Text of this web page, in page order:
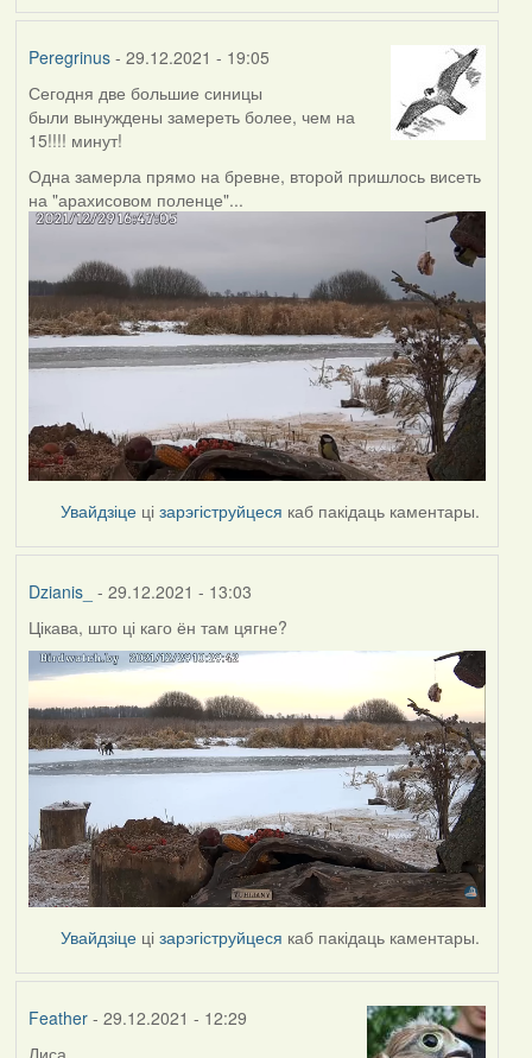
Peregrinus- 29.12.2021 - 19:05
Сегодня две большие синицы
были вынуждены замереть более, чем на
15!!!! минут!
Одна замерла прямо на бревне, второй пришлось висеть
на "арахисовом поленце"...
Увайдзіце цізарэгіструйцеся каб пакідаць каментары.
Dzianis_ - 29.12.2021 - 13:03
Цікава, што ці каго ён там цягне?
Увайдзіце цізарэгіструйцеся каб пакідаць каментары.
Feather- 29.12.2021 - 12:29